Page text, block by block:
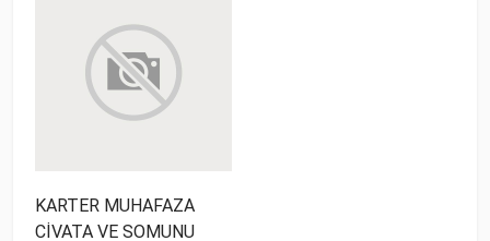
KARTER MUHAFAZA
CİVATA VE SOMUNU